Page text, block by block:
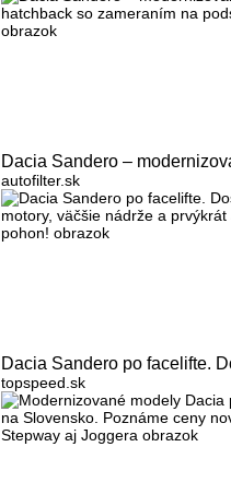
Dacia Sandero –
autofilter.sk
Dacia Sandero po facelifte.
topspeed.sk